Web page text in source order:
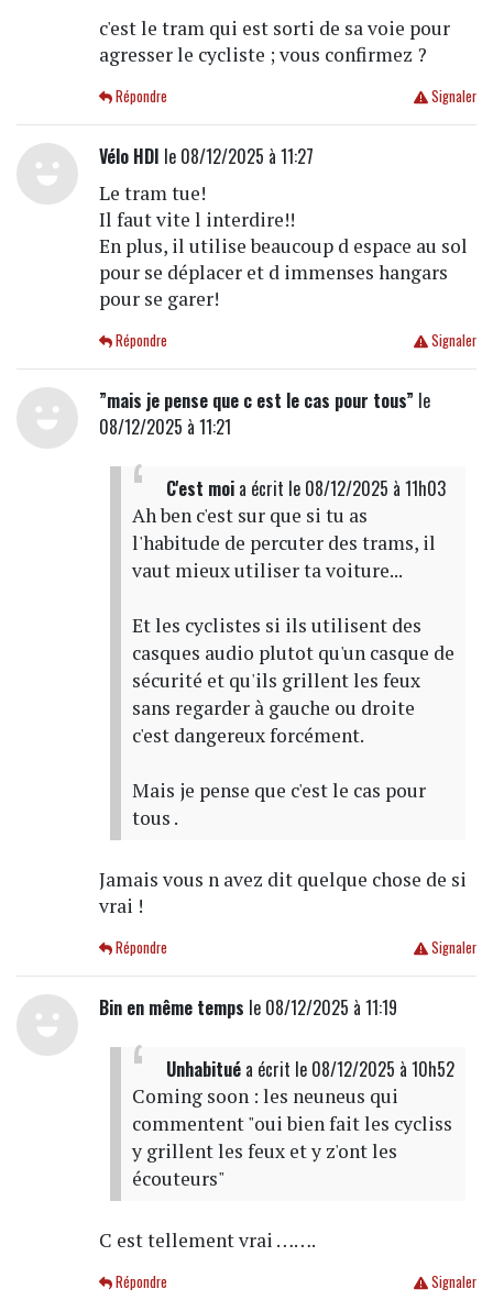
c'est le tram qui est sorti de sa voie pour
agresser le cycliste ; vous confirmez ?
Signaler
Répondre
Vélo HDI le 08/12/2025 à 11:27
Le tram tue!
Il faut vite l interdire!!
En plus, il utilise beaucoup d espace au sol
pour se déplacer et d immenses hangars
pour se garer!
Signaler
Répondre
”mais je pense que c est le cas pour tous” le
08/12/2025 à 11:21
C'est moia écrit le 08/12/2025 à 11h03
Ah ben c'est sur que si tu as
l'habitude de percuter des trams, il
vaut mieux utiliser ta voiture...
Et les cyclistes si ils utilisent des
casques audio plutot qu'un casque de
sécurité et qu'ils grillent les feux
sans regarder à gauche ou droite
c'est dangereux forcément.
Mais je pense que c'est le cas pour
tous .
Jamais vous n avez dit quelque chose de si
vrai !
Signaler
Répondre
Bin en même temps le 08/12/2025 à 11:19
Unhabituéa écrit le 08/12/2025 à 10h52
Coming soon : les neuneus qui
commentent "oui bien fait les cycliss
y grillent les feux et y z'ont les
écouteurs"
C est tellement vrai …….
Signaler
Répondre